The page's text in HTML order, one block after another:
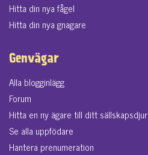
Hitta din nya fågel
Hitta din nya gnagare
Genvägar
Alla blogginlägg
Forum
Hitta en ny ägare till ditt sällskapsdjur
Se alla uppfödare
Hantera prenumeration